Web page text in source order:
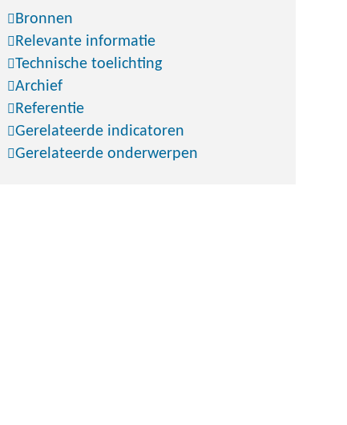
Bronnen
Relevante informatie
Technische toelichting
Archief
Referentie
Gerelateerde indicatoren
Gerelateerde onderwerpen